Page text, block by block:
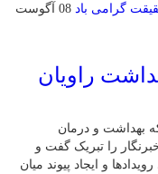
08 آگوست
راویان
بهداشت و درمان
را تبریک گفت و
و ایجاد پیوند میان